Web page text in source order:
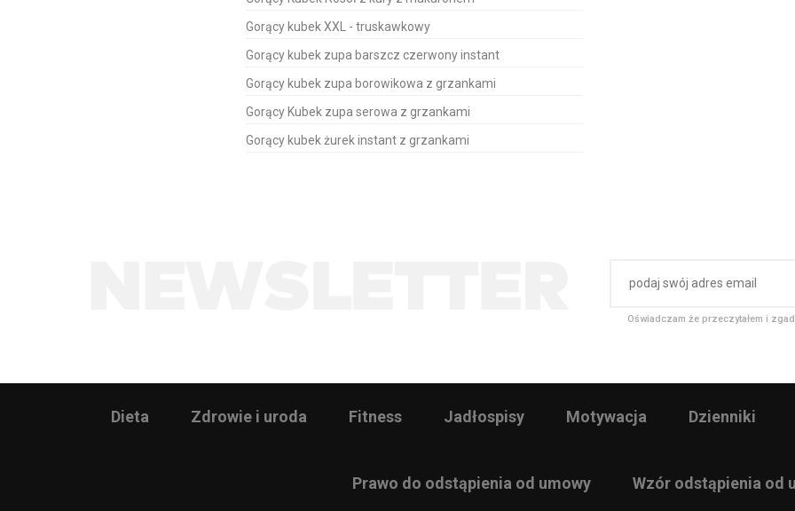
Gorący kubek XXL - truskawkowy
Gorący kubek zupa barszcz czerwony instant
Gorący kubek zupa borowikowa z grzankami
Gorący Kubek zupa serowa z grzankami
Gorący kubek żurek instant z grzankami
Oświadczam że przeczytałem i
Dieta Zdrowie i uroda Fitness Jadłospisy Motywacja Dzienniki
Prawo do odstąpienia od umowy Wzór odstąpienia od